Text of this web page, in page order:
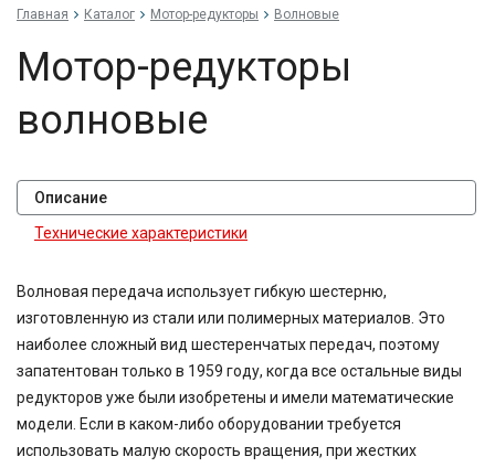
Главная Каталог Мотор-редукторы Волновые
Мотор-редукторы
волновые
Описание
Технические характеристики
Волновая передача использует гибкую шестерню,
изготовленную из стали или полимерных материалов. Это
наиболее сложный вид шестеренчатых передач, поэтому
запатентован только в 1959 году, когда все остальные виды
редукторов уже были изобретены и имели математические
модели. Если в каком-либо оборудовании требуется
использовать малую скорость вращения, при жестких